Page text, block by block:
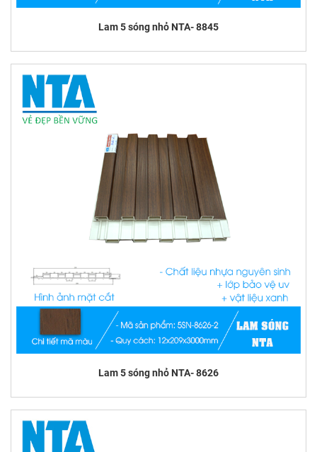
Lam 5 sóng nhỏ NTA- 8845
Lam 5 sóng nhỏ NTA- 8626